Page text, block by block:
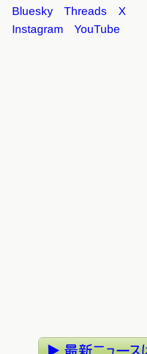
Bluesky
Threads
X
Instagram
YouTube